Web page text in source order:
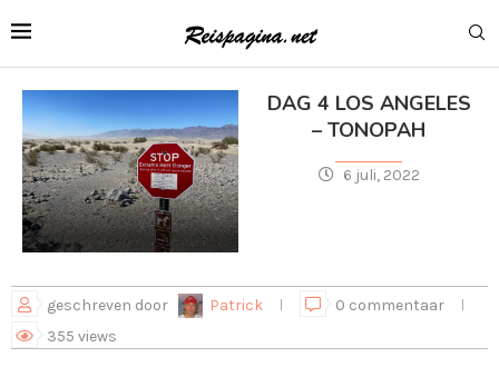
DAG 4 LOS ANGELES
– TONOPAH
6 juli, 2022
geschreven door Patrick
0 commentaar
355 views